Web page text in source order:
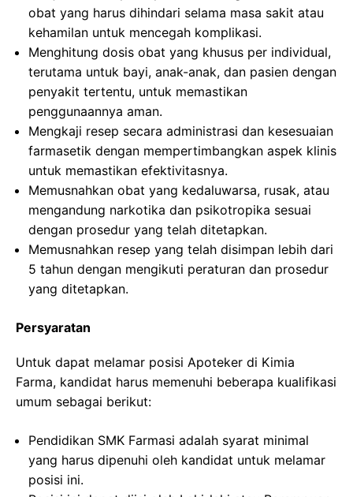
obat yang harus dihindari selama masa sakit atau
kehamilan untuk mencegah komplikasi.
Menghitung dosis obat yang khusus per individual,
terutama untuk bayi, anak-anak, dan pasien dengan
penyakit tertentu, untuk memastikan
penggunaannya aman.
Mengkaji resep secara administrasi dan kesesuaian
farmasetik dengan mempertimbangkan aspek klinis
untuk memastikan efektivitasnya.
Memusnahkan obat yang kedaluwarsa, rusak, atau
mengandung narkotika dan psikotropika sesuai
dengan prosedur yang telah ditetapkan.
Memusnahkan resep yang telah disimpan lebih dari
5 tahun dengan mengikuti peraturan dan prosedur
yang ditetapkan.
Persyaratan
Untuk dapat melamar posisi Apoteker di Kimia
Farma, kandidat harus memenuhi beberapa kualifikasi
umum sebagai berikut:
Pendidikan SMK Farmasi adalah syarat minimal
yang harus dipenuhi oleh kandidat untuk melamar
posisi ini.